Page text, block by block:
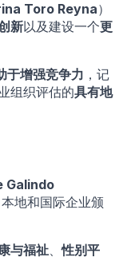
Toro Reyna）
新以及建设一个更
于增强竞争力 ，记
组织评估的具有地
Galindo
地和国际企业颁
与福祉、性别平